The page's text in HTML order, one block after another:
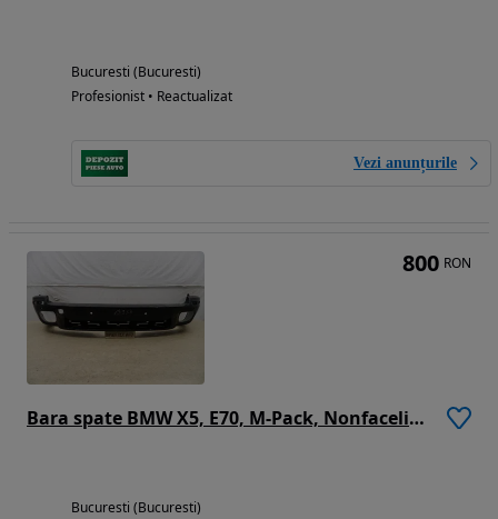
Bucuresti (Bucuresti)
Profesionist • Reactualizat
Vezi anunțurile
Bara spate BMW X5, E70, M-Pack, Nonfacelift, 2007, 2008, 2009, 2010, 51128038275
Bucuresti (Bucuresti)
800 RON